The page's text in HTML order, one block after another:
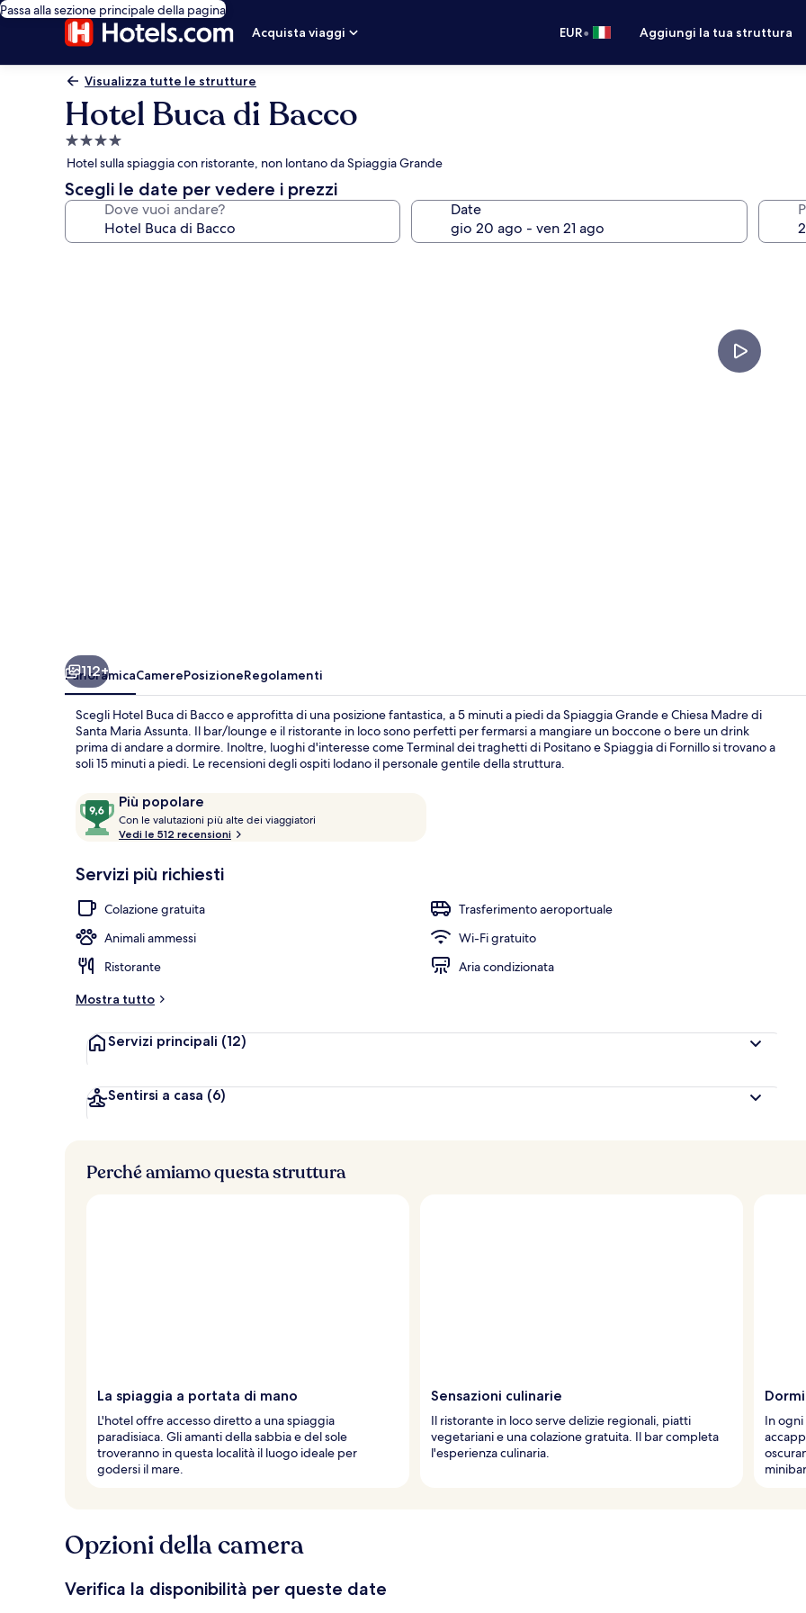
Passa alla sezione principale della pagina
Acquista viaggi
EUR• Aggiungi la tua struttura
Visualizza tutte le strutture
Hotel Buca di Bacco
Struttura
a
4.0
stelle
Hotel sulla spiaggia con ristorante, non lontano da Spiaggia Grande
Scegli le date per vedere i prezzi
Dove vuoi andare? Date
Doppia
112+
PanoramicaCamerePosizioneRegolamenti
Scegli Hotel Buca di Bacco e approfitta di una posizione fantastica, a 5 minuti a piedi da Spiaggia Grande e Chiesa Madre di
Santa Maria Assunta. Il bar/lounge e il ristorante in loco sono perfetti per fermarsi a mangiare un boccone o bere un drink
prima di andare a dormire. Inoltre, luoghi d'interesse come Terminal dei traghetti di Positano e Spiaggia di Fornillo si trovano a
soli 15 minuti a piedi. Le recensioni degli ospiti lodano il personale gentile della struttura.
RecensioniPiù popolare
9,6
su
10,
popolare
Con le valutazioni più alte dei viaggiatori
z
i
a
t
Vedi le 512 recensioni
Servizi più richiesti
Colazione gratuita
Trasferimento aeroportuale
Animali ammessi
Wi-Fi gratuito
Ristorante
Aria condizionata
Mostra tutto
Servizi principali (12)
Sentirsi a casa (6)
Perché amiamo questa struttura
La spiaggia a portata di mano
L'hotel offre accesso diretto a una spiaggia
paradisiaca. Gli amanti della sabbia e del sole
troveranno in questa località il luogo ideale per
godersi il mare.
Sensazioni culinarie
Il ristorante in loco serve delizie regionali, piatti
vegetariani e una colazione gratuita. Il bar completa
l'esperienza culinaria.
In
Opzioni della camera
Verifica la disponibilità per queste date